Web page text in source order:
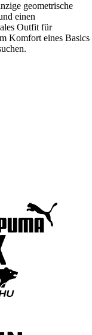
geometrische
einen
Outfit für
Komfort eines Basics